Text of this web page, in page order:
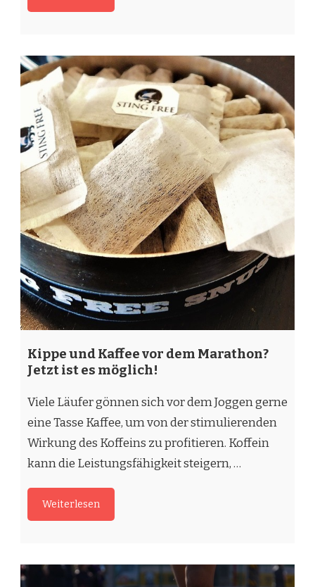
Kippe und Kaffee vor dem Marathon?
Jetzt ist es möglich!
Viele Läufer gönnen sich vor dem Joggen gerne
eine Tasse Kaffee, um von der stimulierenden
Wirkung des Koffeins zu profitieren. Koffein
kann die Leistungsfähigkeit steigern, …